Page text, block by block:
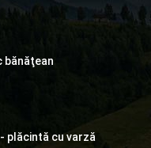
bănăţean
plăcintă cu varză